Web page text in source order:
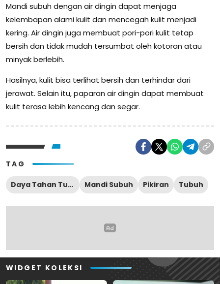
Mandi subuh dengan air dingin dapat menjaga
kelembapan alami kulit dan mencegah kulit menjadi
kering. Air dingin juga membuat pori-pori kulit tetap
bersih dan tidak mudah tersumbat oleh kotoran atau
minyak berlebih.
Hasilnya, kulit bisa terlihat bersih dan terhindar dari
jerawat. Selain itu, paparan air dingin dapat membuat
kulit terasa lebih kencang dan segar.
TAG
Daya Tahan Tubuh Mandi Subuh Pikiran Tubuh
WIDGET KOLEKSI